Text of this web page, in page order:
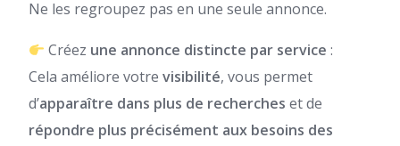
Ne les regroupez pas en une seule annonce.
Créez une annonce distincte par service :
Cela améliore votre visibilité, vous permet
d’apparaître dans plus de recherches et de
répondre plus précisément aux besoins des